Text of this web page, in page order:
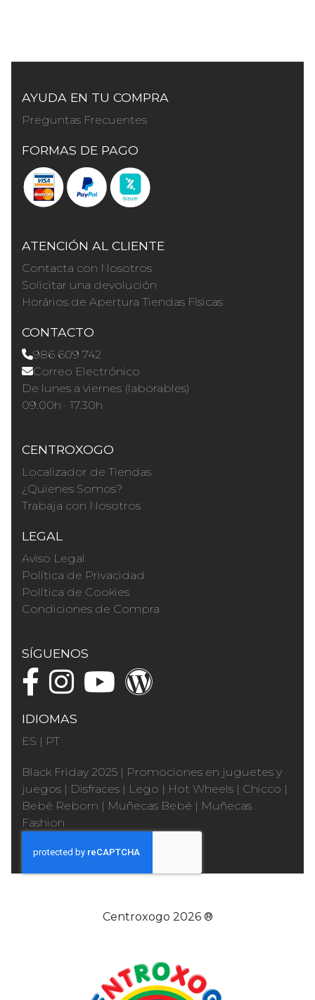
AYUDA EN TU COMPRA
Preguntas Frecuentes
FORMAS DE PAGO
ATENCIÓN AL CLIENTE
Contacta con Nosotros
Solicitar una devolución
Horários de Apertura Tiendas Físicas
CONTACTO
986 609 742
Correo Electrónico
De lunes a viernes (laborables)
09.00h · 17.30h
CENTROXOGO
Localizador de Tiendas
¿Quienes Somos?
Trabaja con Nosotros
LEGAL
Aviso Legal
Política de Privacidad
Política de Cookies
Condiciones de Compra
SÍGUENOS
IDIOMAS
ES | PT
Black Friday 2025 | Promociones en juguetes y
juegos | Disfraces | Lego | Hot Wheels | Chicco |
Bebé Reborn | Muñecas Bebé | Muñecas
Fashion
Centroxogo 2026 ®